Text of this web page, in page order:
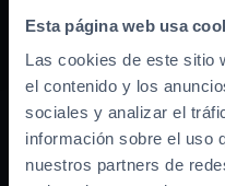
Esta página web usa
Las cookies de este sitio
el contenido y los
sociales y analizar el
información sobre el uso
nuestros partners de